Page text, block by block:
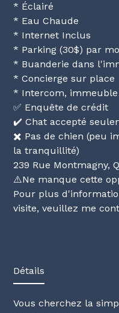
* Éclairé
* Eau Chaude
* Internet Inclus
* Parking (30$) par
* Buanderie dans
* Concierge sur place
* Intercom, immeuble
✅ Enquête de crédit
✔️ Chat accepté
✖️ Pas de chien (peu
la tranquillité)
239 Rue Montmagny,
⚠️Ne manque cette
Pour plus
visite, veuillez me
Détails
Vous cherchez la